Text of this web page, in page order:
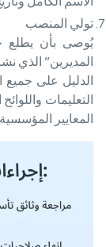
تولي المنصب
يُوصى بأن يطلع
المديرين” الذي
الدليل على جميع
التعليمات
المعايير